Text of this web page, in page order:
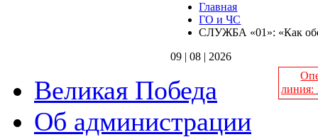
Главная
ГО и ЧС
СЛУЖБА «01»: «Как
09 | 08 | 2026
Великая Победа
Об администрации
линия: